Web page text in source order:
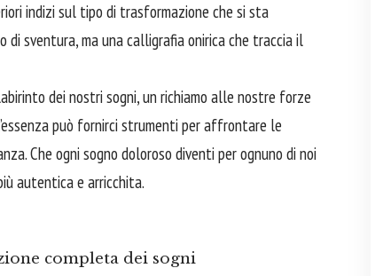
indizi sul tipo di trasformazione che si sta
di sventura, ma una calligrafia onirica che traccia il
dei nostri sogni, un richiamo alle nostre forze
può fornirci strumenti peraffrontare le
Che ogni sogno doloroso diventi per ognuno di noi
autentica e arricchita.
completa dei sogni